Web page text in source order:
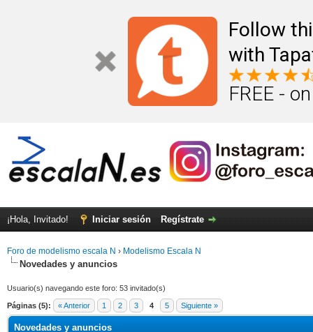
Follow
with
FREE -
¡Hola, Invitado! Iniciar sesión Regístrate
Foro de modelismo escala N › Modelismo Escala N
Novedades y anuncios
Usuario(s) navegando este foro: 53 invitado(s)
Páginas (5): « Anterior 1 2 3 4 5 Siguiente »
Novedades y anuncios